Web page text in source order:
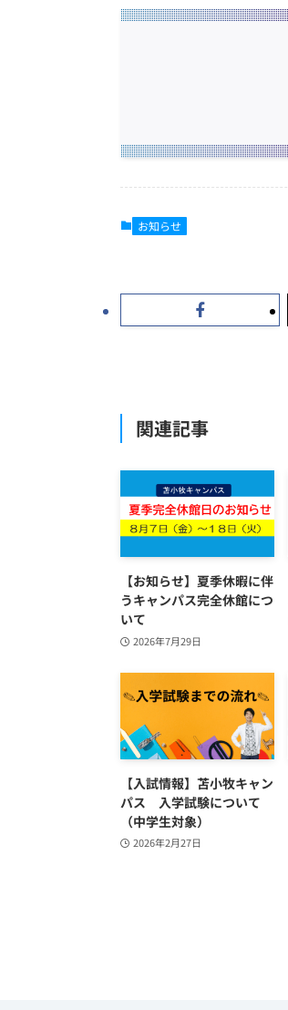
お知らせ
関連記事
【お知らせ】夏季休暇に伴
うキャンパス完全休館につ
いて
2026年7月29日
【入試情報】苫小牧キャン
パス 入学試験について
（中学生対象）
2026年2月27日